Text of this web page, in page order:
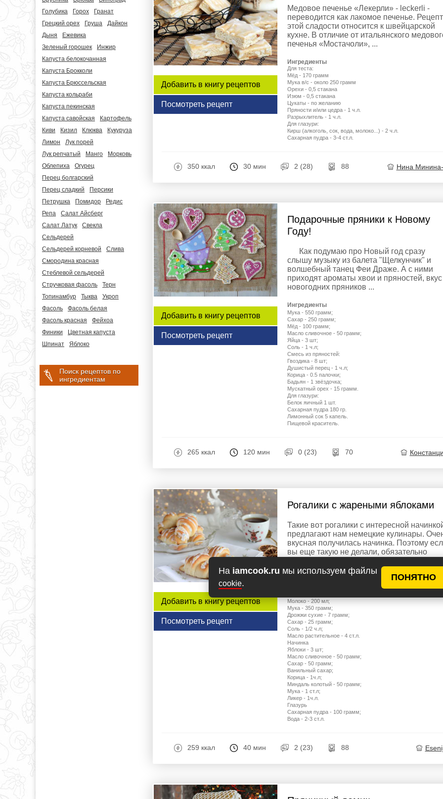
На iamcook.ru мы используем файлы
cookie.
ПОНЯТНО
Голубика
Горох
Гранат
Грецкий орех
Груша
Дайкон
Дыня
Ежевика
Зеленый горошек
Инжир
Капуста белокочанная
Капуста Брокколи
Капуста Брюссельская
Капуста кольраби
Капуста пекинская
Капуста савойская
Картофель
Киви
Кизил Клюква
Кукуруза
Лимон
Лук порей
Лук репчатый
Манго
Морковь
Облепиха
Огурец
Перец болгарский
Перец сладкий
Персики
Петрушка
Помидор
Редис
Репа
Салат Айсберг
Салат Латук
Свекла
Сельдерей
Сельдерей корневой
Слива
Смородина красная
Стеблевой сельдерей
Стручковая фасоль
Терн
Топинамбур
Тыква
Укроп
Фасоль
Фасоль белая
Фасоль красная
Фейхоа
Финики
Цветная капуста
Шпинат
Яблоко
Поиск рецептов по
ингредиентам
Добавить в книгу рецептов
Посмотреть рецепт
Медовое печенье «Лекерли» - leckerli -
переводится как лакомое печенье. Рецепт
этой сладости относится к швейцарской
кухне. В отличие от итальянского
печенья «Мостачоли», ...
Ингредиенты
Для теста:
Мёд - 170 грамм
Мука в/с - около 250 грамм
Орехи - 0,5 стакана
Изюм - 0,5 стакана
Цукаты - по желанию
Пряности и/или цедра - 1 ч.л.
Разрыхлитель - 1 ч.л.
Для глазури:
Кирш (алкоголь, сок, вода, молоко...) - 2 ч.л.
Сахарная пудра - 3-4 ст.л.
350 ккал 30 мин 2 (28) 88 Нина
Добавить в книгу рецептов
Посмотреть рецепт
Подарочные пряники к Новому
Году!
Как подумаю про Новый год сразу
слышу музыку из балета "Щелкунчик" и
волшебный танец Феи Драже. А с ними
приходят ароматы хвои и пряностей, вкус
новогодних пряников ...
Ингредиенты
Мука - 550 грамм;
Сахар - 250 грамм;
Мёд - 100 грамм;
Масло сливочное - 50 грамм;
Яйца - 3 шт;
Соль - 1 ч.л;
Смесь из пряностей:
Гвоздика - 8 шт;
Душистый перец - 1 ч.л;
Корица - 0.5 палочки;
Бадьян - 1 звёздочка;
Мускатный орех - 15 грамм.
Для глазури:
Белок яичный 1 шт.
Сахарная пудра 180 гр.
Лимонный сок 5 капель.
Пищевой краситель.
265 ккал 120 мин 0 (23) 70
Добавить в книгу рецептов
Посмотреть рецепт
Рогалики с жареными яблоками
Такие вот рогалики с интересной
предлагают нам немецкие кулинары.
вкусная получилась начинка. Поэтому
вы еще такую не делали, обязательно
"Домашний ресторан". Итак, ...
Молоко - 200 мл;
Мука - 350 грамм;
Дрожжи сухие - 7 грамм;
Сахар - 25 грамм;
Соль - 1/2 ч.л;
Масло растительное - 4 ст.л.
Начинка
Яблоки - 3 шт;
Масло сливочное - 50 грамм;
Сахар - 50 грамм;
Ванильный сахар;
Корица - 1ч.л;
Миндаль колотый - 50 грамм;
Мука - 1 ст.л;
Ликер - 1ч.л.
Глазурь
Сахарная пудра - 100 грамм;
Вода - 2-3 ст.л.
259 ккал 40 мин 2 (23) 88